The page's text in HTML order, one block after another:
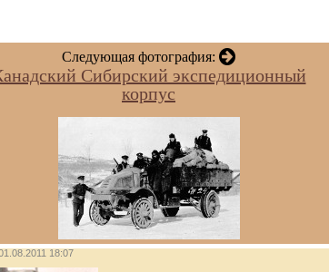
Следующая фотография:
Сибирский экспедиционный
корпус
18:07